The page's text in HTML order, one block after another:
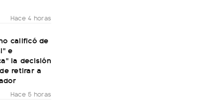
Hace 4 horas
calificó de
e
la decisión
retirar a
Hace 5 horas